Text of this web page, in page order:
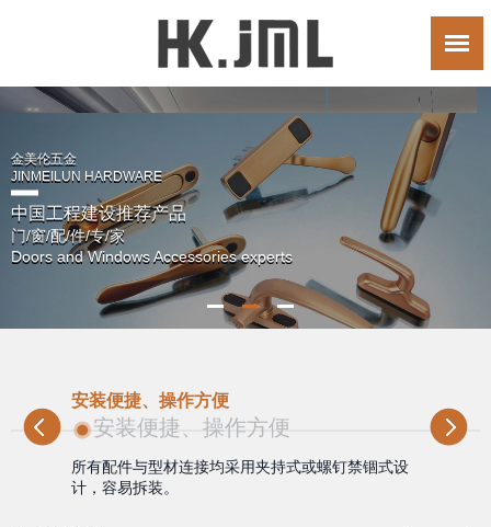
金美伦五金
JINMEILUN HARDWARE
中国工程建设推荐产品
门/窗/配/件/专/家
Doors and Windows Accessories experts
安装便捷、操作方便
安装便捷、操作方便
所有配件与型材连接均采用夹持式或螺钉禁锢式设
计，容易拆装。